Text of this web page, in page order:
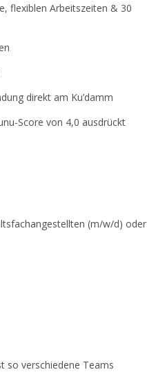
flexiblen Arbeitszeiten & 30
direkt am Ku’damm
Score von 4,0 ausdrückt
(m/w/d) oder
so verschiedene Teams